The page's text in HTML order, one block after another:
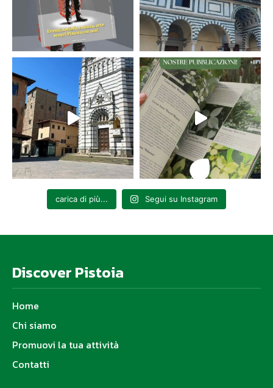
carica di più... Segui su Instagram
Discover Pistoia
Home
Chi siamo
Promuovi la tua attività
Contatti